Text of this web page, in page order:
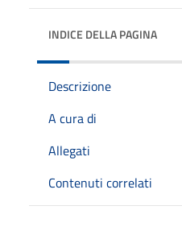
INDICE DELLA PAGINA
Descrizione
A cura di
Allegati
Contenuti correlati